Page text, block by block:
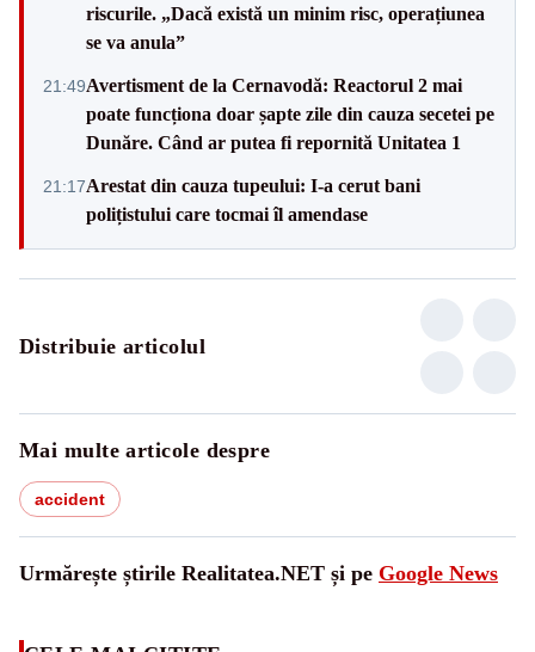
riscurile. „Dacă există un minim risc, operațiunea
se va anula”
21:49Avertisment de la Cernavodă: Reactorul 2 mai
poate funcționa doar șapte zile din cauza secetei pe
Dunăre. Când ar putea fi repornită Unitatea 1
21:17Arestat din cauza tupeului: I-a cerut bani
polițistului care tocmai îl amendase
Distribuie articolul
Mai multe articole despre
accident
Urmărește știrile Realitatea.NET și pe Google News